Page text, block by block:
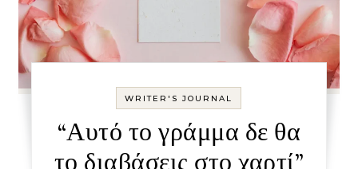
WRITER'S JOURNAL
“Αυτό το γράμμα δε θα
το διαβάσεις στο χαρτί”